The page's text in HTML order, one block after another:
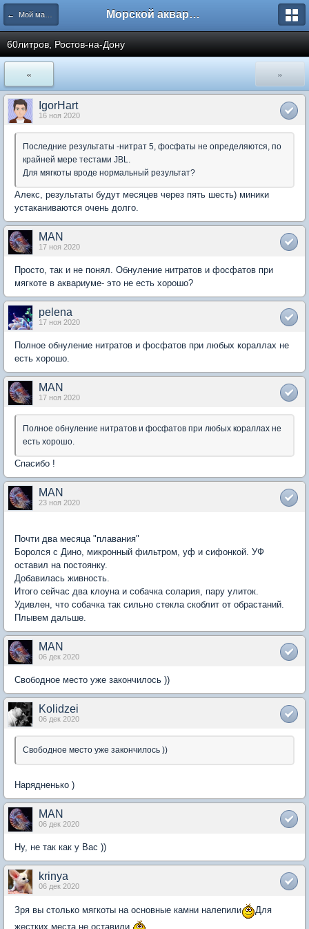
← Мой маленький морской аквариум Морской аквариум. Форумы ReefCentral.ru
60литров, Ростов-на-Дону
« »
IgorHart
16 ноя 2020
Последние результаты -нитрат 5, фосфаты не определяются, по
крайней мере тестами JBL.
Для мягкоты вроде нормальный результат?
Алекс, результаты будут месяцев через пять шесть) миники
устаканиваются очень долго.
MAN
17 ноя 2020
Просто, так и не понял. Обнуление нитратов и фосфатов при
мягкоте в аквариуме- это не есть хорошо?
pelena
17 ноя 2020
Полное обнуление нитратов и фосфатов при любых кораллах не
есть хорошо.
MAN
17 ноя 2020
Полное обнуление нитратов и фосфатов при любых кораллах не
есть хорошо.
Спасибо !
MAN
23 ноя 2020
Почти два месяца "плавания"
Боролся с Дино, микронный фильтром, уф и сифонкой. УФ
оставил на постоянку.
Добавилась живность.
Итого сейчас два клоуна и собачка солария, пару улиток.
Удивлен, что собачка так сильно стекла скоблит от обрастаний.
Плывем дальше.
MAN
06 дек 2020
Свободное место уже закончилось ))
Kolidzei
06 дек 2020
Свободное место уже закончилось ))
Нарядненько )
MAN
06 дек 2020
Ну, не так как у Вас ))
krinya
06 дек 2020
Зря вы столько мягкоты на основные камни налепили
Для
жестких места не оставили